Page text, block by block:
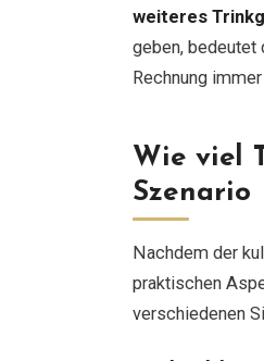
weiteres
geben, bedeutet
Rechnung
Wie viel
Szenario
Nachdem der
praktischen
verschiedenen